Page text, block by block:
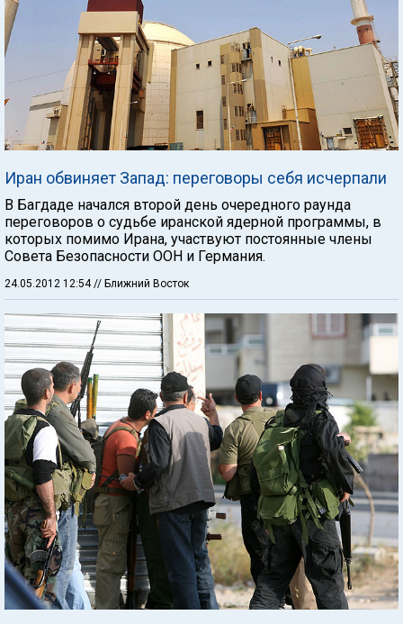
Иран обвиняет Запад: переговоры себя исчерпали
В Багдаде начался второй день очередного раунда
переговоров о судьбе иранской ядерной программы, в
которых помимо Ирана, участвуют постоянные члены
Совета Безопасности ООН и Германия.
24.05.2012 12:54// Ближний Восток